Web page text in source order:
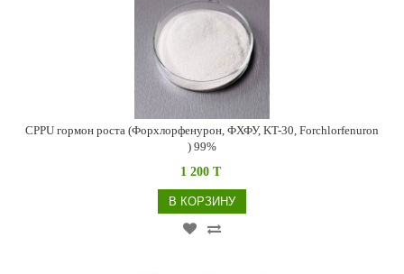
CPPU гормон роста (Форхлорфенурон, ФХФУ, KT-30, Forchlorfenuron
) 99%
1 200 T
В КОРЗИНУ